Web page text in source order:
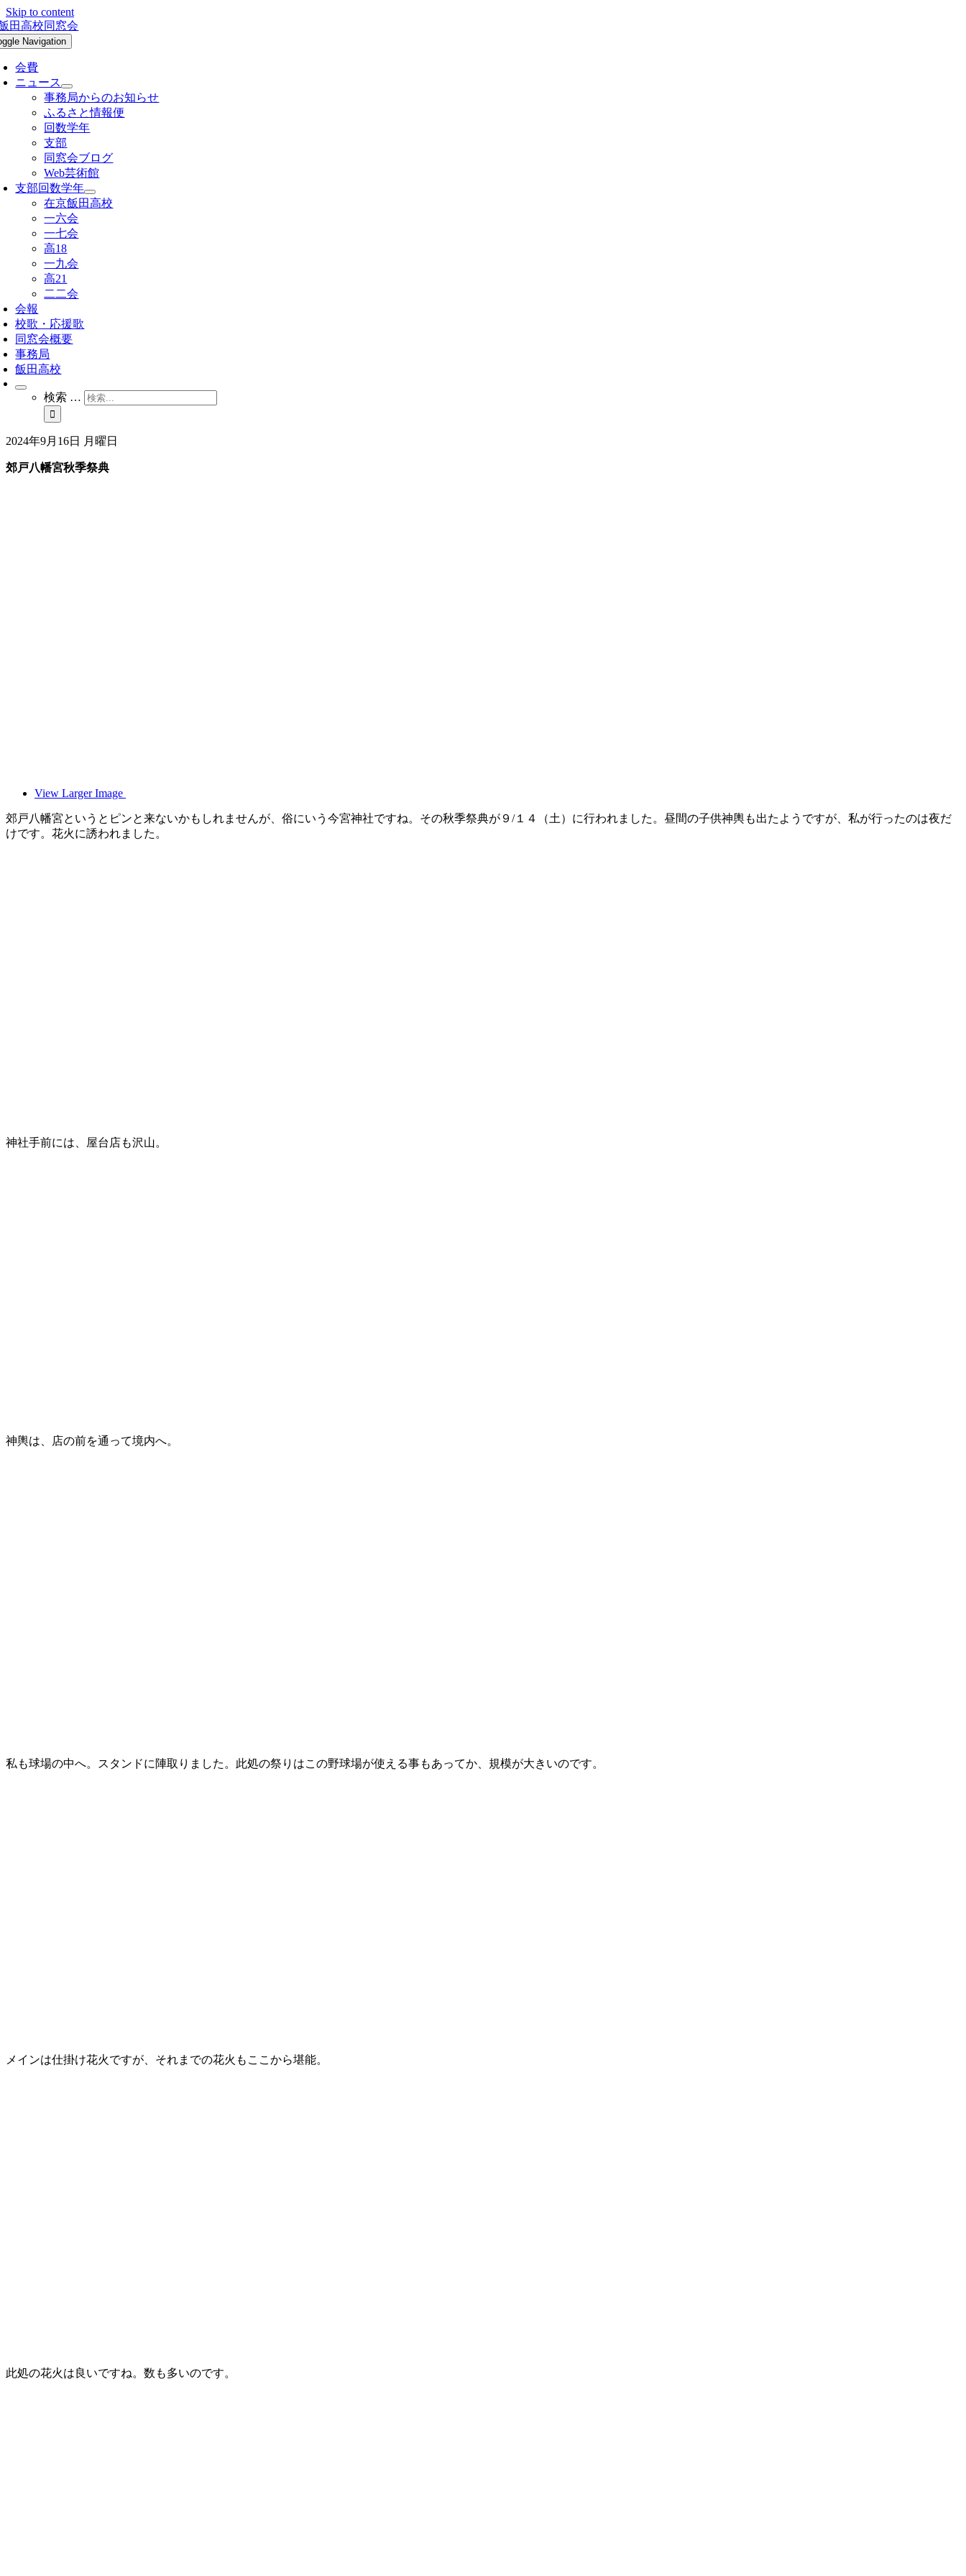
Skip to content
Navigation
会費
ニュース
事務局からのお知らせ
ふるさと情報便
回数学年
支部
同窓会ブログ
Web芸術館
支部回数学年
在京飯田高校
一六会
一七会
高18
一九会
高21
二二会
会報
校歌・応援歌
同窓会概要
事務局
飯田高校
検索 …
2024年9月16日 月曜日
郊戸八幡宮秋季祭典
View Larger Image
郊戸八幡宮というとピンと来ないかもしれませんが、俗にいう今宮神社ですね。その秋季祭典が９/１４（土）に行われました。昼間の子供神輿も出たようですが、私が行ったのは夜だ
けです。花火に誘われました。
神社手前には、屋台店も沢山。
神輿は、店の前を通って境内へ。
私も球場の中へ。スタンドに陣取りました。此処の祭りはこの野球場が使える事もあってか、規模が大きいのです。
メインは仕掛け花火ですが、それまでの花火もここから堪能。
此処の花火は良いですね。数も多いのです。